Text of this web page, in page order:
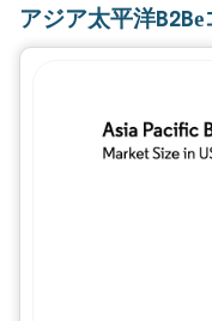
アジア太平洋